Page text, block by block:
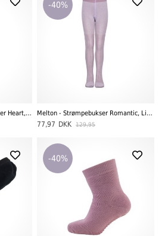
Melton - Strømpebukser Glitter Heart, Dusty Pink
-40%
Melton - Strømpebukser Romantic, Light Grey Melange
77,97 DKK 129,95
-40%